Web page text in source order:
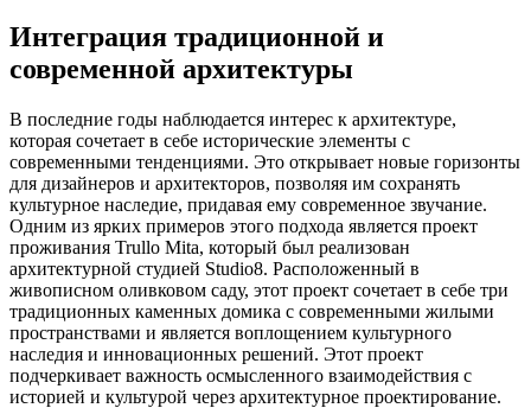
Интеграция традиционной и
современной архитектуры
В последние годы наблюдается интерес к архитектуре,
которая сочетает в себе исторические элементы с
современными тенденциями. Это открывает новые горизонты
для дизайнеров и архитекторов, позволяя им сохранять
культурное наследие, придавая ему современное звучание.
Одним из ярких примеров этого подхода является проект
проживания Trullo Mita, который был реализован
архитектурной студией Studio8. Расположенный в
живописном оливковом саду, этот проект сочетает в себе три
традиционных каменных домика с современными жилыми
пространствами и является воплощением культурного
наследия и инновационных решений. Этот проект
подчеркивает важность осмысленного взаимодействия с
историей и культурой через архитектурное проектирование.